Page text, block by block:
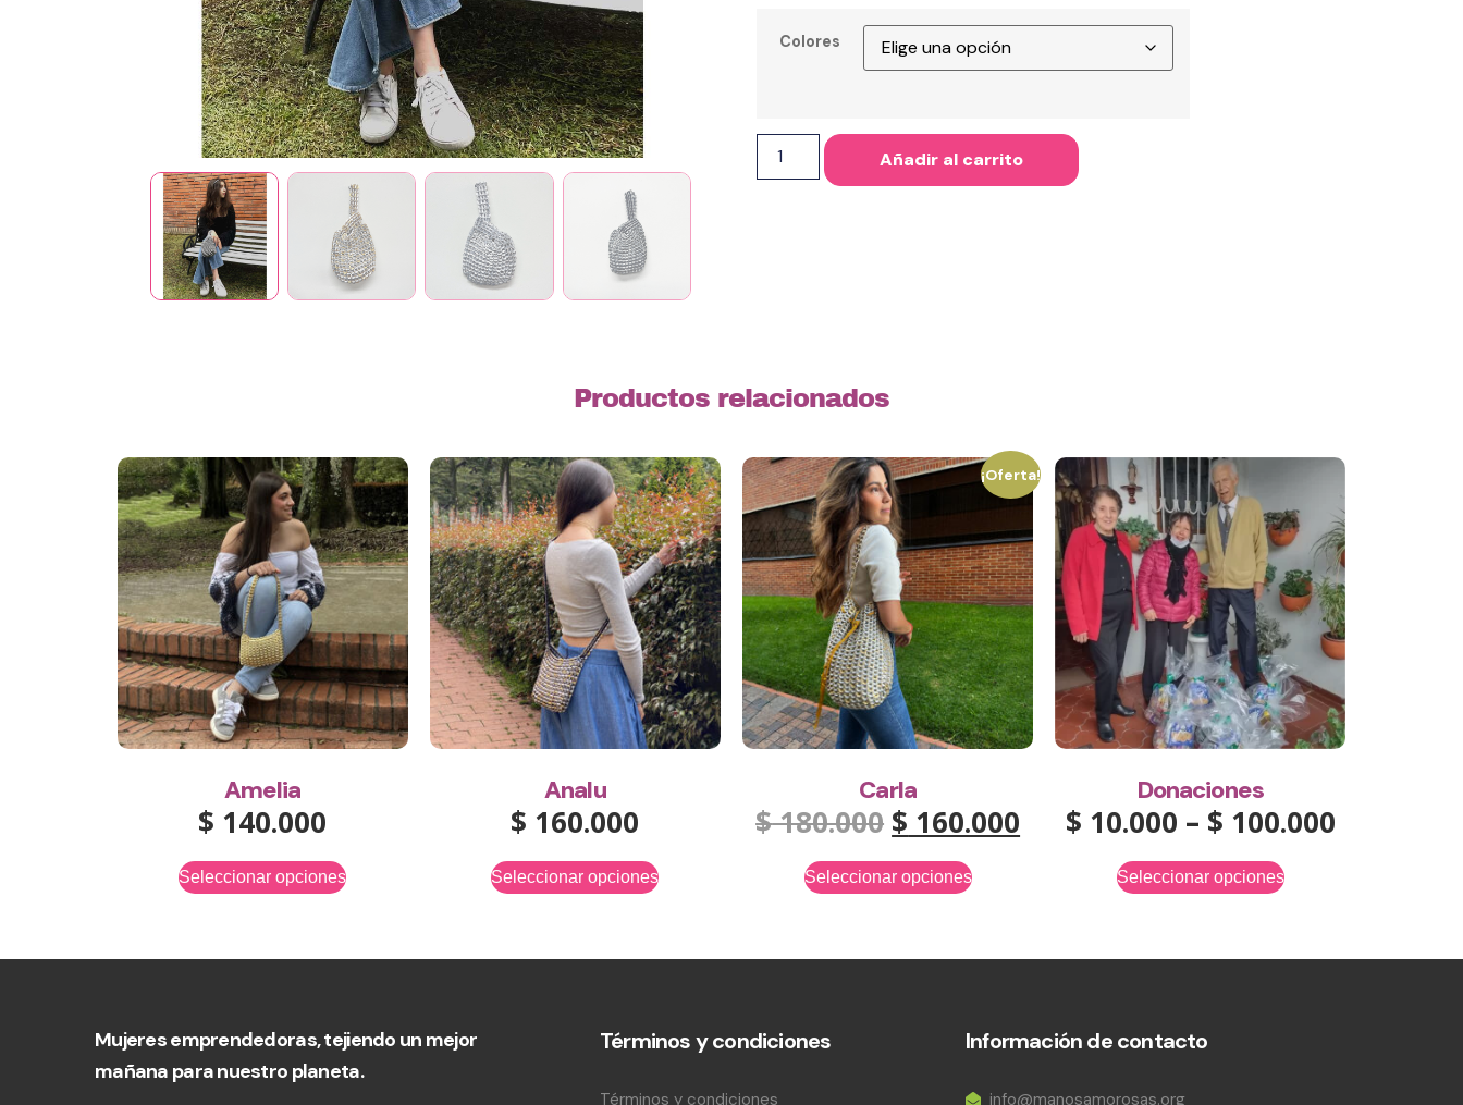
Colores
Añadir al carrito
Productos relacionados
Amelia
$ 140.000
Seleccionar opciones
Analu
$ 160.000
Seleccionar opciones
¡Oferta!
Carla
$180.000 $ 160.000
Seleccionar opciones
Donaciones
$ 10.000 – $ 100.000
Seleccionar opciones
Mujeres emprendedoras, tejiendo un mejor
mañana para nuestro planeta.
Términos y condiciones
Términos y condiciones
Información de contacto
info@manosamorosas.org